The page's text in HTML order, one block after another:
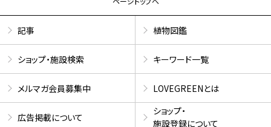
記事 植物図鑑
ショップ・施設検索 キーワード一覧
メルマガ会員募集中 LOVEGREENとは
広告掲載について
ショップ・
施設登録について